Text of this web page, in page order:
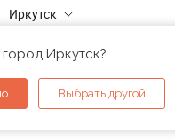
Иркутск
Иркутск?
Выбрать другой